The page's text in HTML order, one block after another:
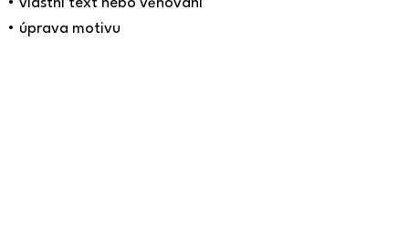
• úprava motivu